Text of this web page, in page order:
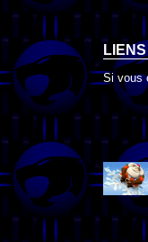
LIENS
Si vous